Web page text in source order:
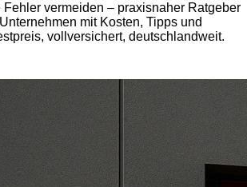
Fehler vermeiden – praxisnaher Ratgeber
mit Kosten, Tipps und
vollversichert, deutschlandweit.